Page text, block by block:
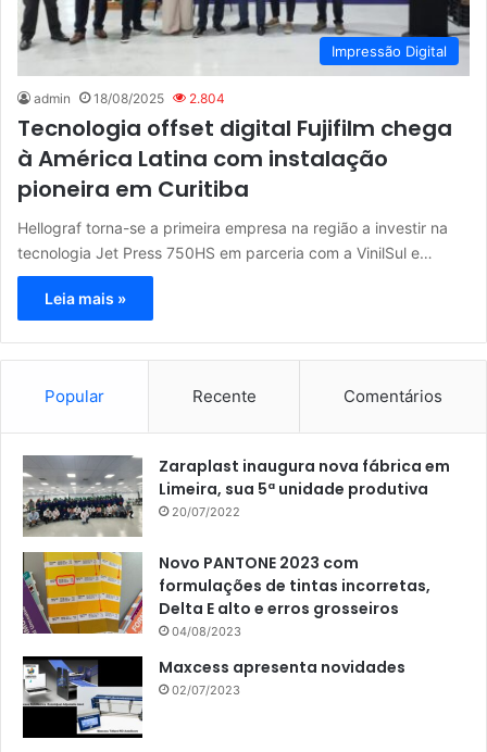
Impressão Digital
admin 18/08/2025 2.804
Tecnologia offset digital Fujifilm chega
à América Latina com instalação
pioneira em Curitiba
Hellograf torna-se a primeira empresa na região a investir na
tecnologia Jet Press 750HS em parceria com a VinilSul e…
Leia mais »
Popular Recente Comentários
Zaraplast inaugura nova fábrica em
Limeira, sua 5ª unidade produtiva
20/07/2022
Novo PANTONE 2023 com
formulações de tintas incorretas,
Delta E alto e erros grosseiros
04/08/2023
Maxcess apresenta novidades
02/07/2023